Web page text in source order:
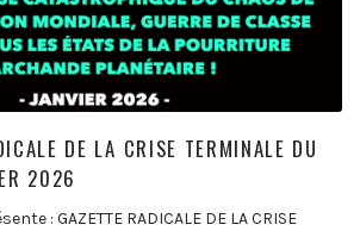
DE LA CRISE TERMINALE DU
2026
: GAZETTE RADICALE DE LA CRISE